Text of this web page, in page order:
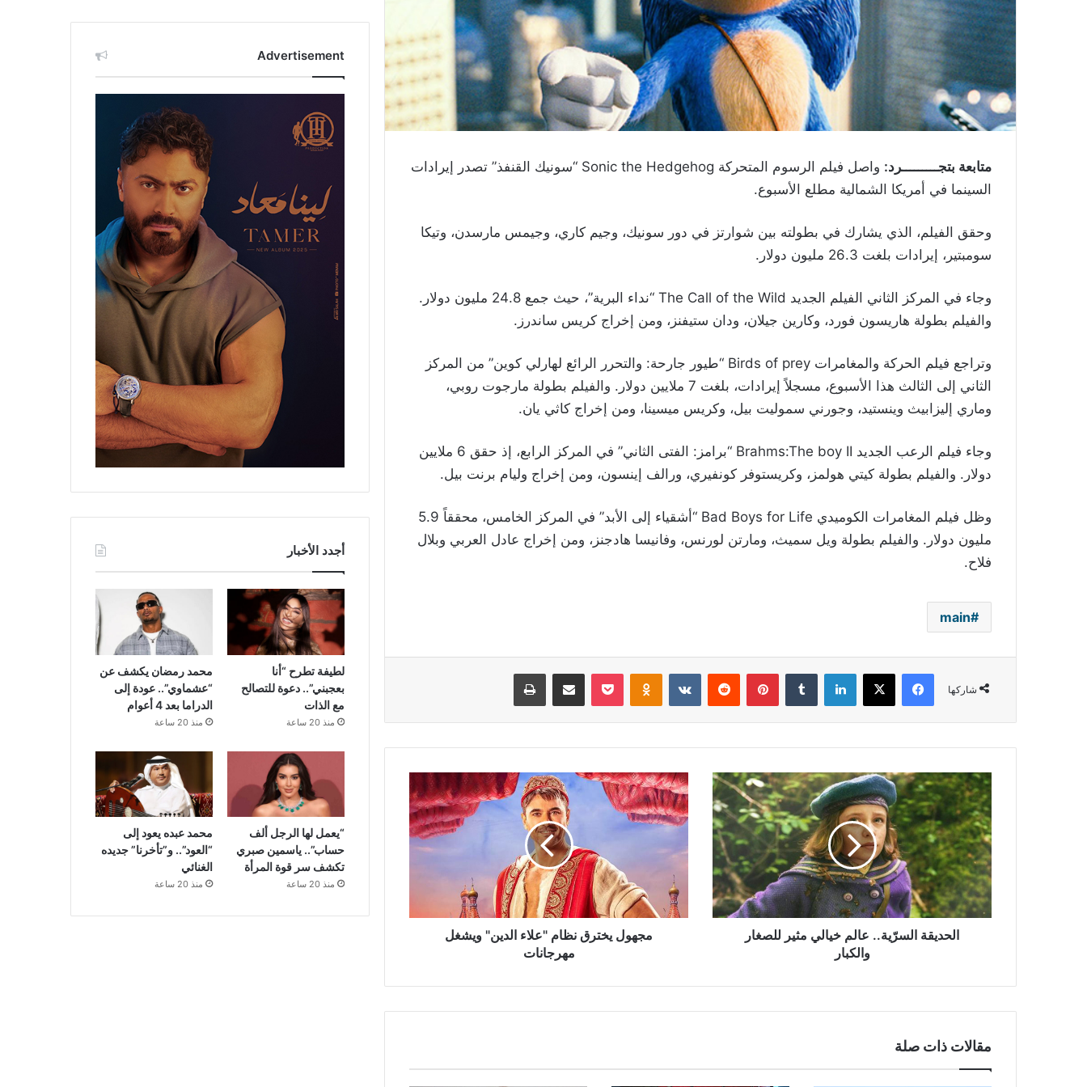
متابعة بتجـــــــــرد: واصل فيلم الرسوم المتحركة Sonic the Hedgehog “سونيك القنفذ” تصدر إيرادات
السينما في أمريكا الشمالية مطلع الأسبوع.
وحقق الفيلم، الذي يشارك في بطولته بين شوارتز في دور سونيك، وجيم كاري، وجيمس مارسدن، وتيكا
سومبتير، إيرادات بلغت 26.3 مليون دولار.
وجاء في المركز الثاني الفيلم الجديد The Call of the Wild “نداء البرية”، حيث جمع 24.8 مليون دولار.
والفيلم بطولة هاريسون فورد، وكارين جيلان، ودان ستيفنز، ومن إخراج كريس ساندرز.
وتراجع فيلم الحركة والمغامرات Birds of prey “طيور جارحة: والتحرر الرائع لهارلي كوين” من المركز
الثاني إلى الثالث هذا الأسبوع، مسجلاً إيرادات، بلغت 7 ملايين دولار. والفيلم بطولة مارجوت روبي،
وماري إليزابيث وينستيد، وجورني سموليت بيل، وكريس ميسينا، ومن إخراج كاثي يان.
وجاء فيلم الرعب الجديد Brahms:The boy II “برامز: الفتى الثاني” في المركز الرابع، إذ حقق 6 ملايين
دولار. والفيلم بطولة كيتي هولمز، وكريستوفر كونفيري، ورالف إينسون، ومن إخراج وليام برنت بيل.
وظل فيلم المغامرات الكوميدي Bad Boys for Life “أشقياء إلى الأبد” في المركز الخامس، محققاً 5.9
مليون دولار. والفيلم بطولة ويل سميث، ومارتن لورنس، وفانيسا هادجنز، ومن إخراج عادل العربي وبلال
فلاح.
main
شاركها
فيسبوك ‫X لينكدإن بينتيريست Odnoklassniki
‫Pocket مشاركة عبر البريد طباعة
الحديقة
السرّية..
عالم
خيالي
مثير
للصغار
والكبار
الحديقة السرّية.. عالم خيالي مثير للصغار
والكبار
مجهول
يخترق
نظام
"علاء
الدين"
ويشغل
مهرجانات
مجهول يخترق نظام "علاء الدين" ويشغل
مهرجانات
مقالات ذات صلة
Advertisement
أجدد الأخبار
لطيفة تطرح “أنا
بعجبني”.. دعوة للتصالح
مع الذات
منذ 20 ساعة
محمد رمضان يكشف عن
“عشماوي”.. عودة إلى
الدراما بعد 4 أعوام
منذ 20 ساعة
“يعمل لها الرجل ألف
حساب”.. ياسمين صبري
تكشف سر قوة المرأة
منذ 20 ساعة
محمد عبده يعود إلى
“العود”.. و”تأخرنا” جديده
الغنائي
منذ 20 ساعة